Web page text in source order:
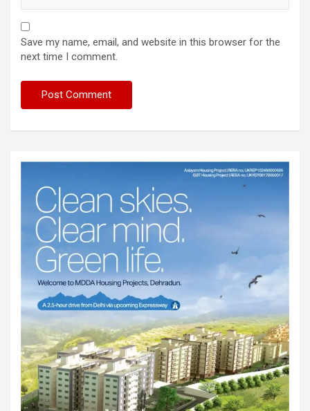
Save my name, email, and website in this browser for the
next time I comment.